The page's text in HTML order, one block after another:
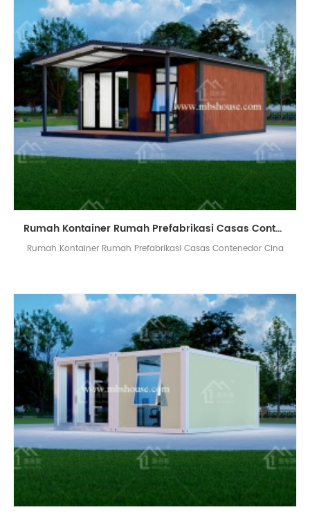
Rumah Kontainer Rumah Prefabrikasi Casas Contenedor Cina
Rumah Kontainer Rumah Prefabrikasi Casas Contenedor Cina